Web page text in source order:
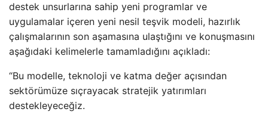
destek unsurlarına sahip yeni programlar ve
uygulamalar içeren yeni nesil teşvik modeli, hazırlık
çalışmalarının son aşamasına ulaştığını ve konuşmasını
aşağıdaki kelimelerle tamamladığını açıkladı:
“Bu modelle, teknoloji ve katma değer açısından
sektörümüze sıçrayacak stratejik yatırımları
destekleyeceğiz.